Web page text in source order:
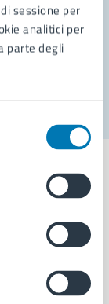
sessione per
analitici per
parte degli